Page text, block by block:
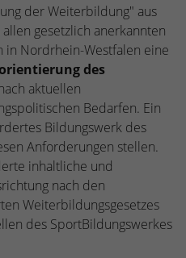
der Weiterbildung" aus
gesetzlich anerkannten
Nordrhein-Westfalen eine
des
aktuellen
Bedarfen. Ein
Bildungswerk des
Anforderungen stellen.
inhaltliche und
nach den
Weiterbildungsgesetzes
des SportBildungswerkes
Cookie-
ist ein Standard-Session-
Es speichert im Falle
uns die Nutzererfahrung der
wird von Google Analytics
Cookie wird verwendet, um
und Kampagnendaten
und die Nutzung der
Analysebericht der
anzeigen